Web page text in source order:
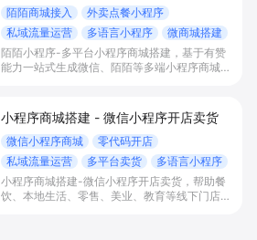
陌陌商城接入
外卖点餐小程序
私域流量运营
多语言小程序
微商城搭建
陌陌小程序-多平台小程序商城搭建，基于有赞
能力一站式生成微信、陌陌等多端小程序商城，
复购增长。
小程序商城搭建 - 微信小程序开店卖货
微信小程序商城
零代码开店
私域流量运营
多平台卖货
多语言小程序
小程序商城搭建-微信小程序开店卖货，帮助餐
饮、本地生活、零售、美业、教育等线下门店及